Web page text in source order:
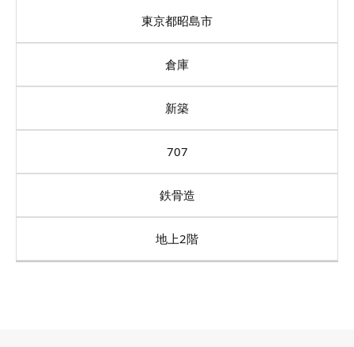
東京都昭島市
倉庫
新築
707
鉄骨造
地上2階